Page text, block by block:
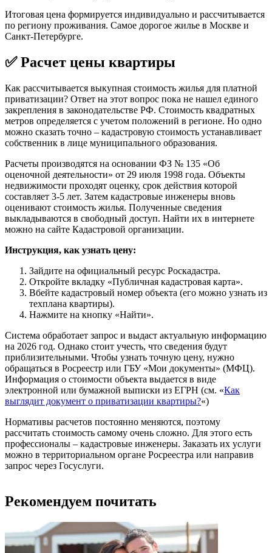
Итоговая цена формируется индивидуально и рассчитывается
по региону проживания. Самое дорогое жилье в Москве и
Санкт-Петербурге.
✅ Расчет цены квартиры
Как рассчитывается выкупная стоимость жилья для платной
приватизации? Ответ на этот вопрос пока не нашел единого
закрепления в законодательстве РФ. Стоимость квадратных
метров определяется с учетом положений в регионе. Но одно
можно сказать точно – кадастровую стоимость устанавливает
собственник в лице муниципального образования.
Расчеты производятся на основании ФЗ № 135 «Об
оценочной деятельности» от 29 июля 1998 года. Объекты
недвижимости проходят оценку, срок действия которой
составляет 3-5 лет. Затем кадастровые инженеры вновь
оценивают стоимость жилья. Полученные сведения
выкладываются в свободный доступ. Найти их в интернете
можно на сайте Кадастровой организации.
Инструкция, как узнать цену:
Зайдите на официальный ресурс Роскадастра.
Откройте вкладку «Публичная кадастровая карта».
Вбейте кадастровый номер объекта (его можно узнать из
техплана квартиры).
Нажмите на кнопку «Найти».
Система обработает запрос и выдаст актуальную информацию
на 2026 год. Однако стоит учесть, что сведения будут
приблизительными. Чтобы узнать точную цену, нужно
обращаться в Росреестр или ГБУ «Мои документы» (МФЦ).
Информация о стоимости объекта выдается в виде
электронной или бумажной выписки из ЕГРН (см. «Как
выглядит документ о приватизации квартиры?«)
Нормативы расчетов постоянно меняются, поэтому
рассчитать стоимость самому очень сложно. Для этого есть
профессионалы – кадастровые инженеры. Заказать их услуги
можно в территориальном органе Росреестра или направив
запрос через Госуслуги.
Рекомендуем почитать